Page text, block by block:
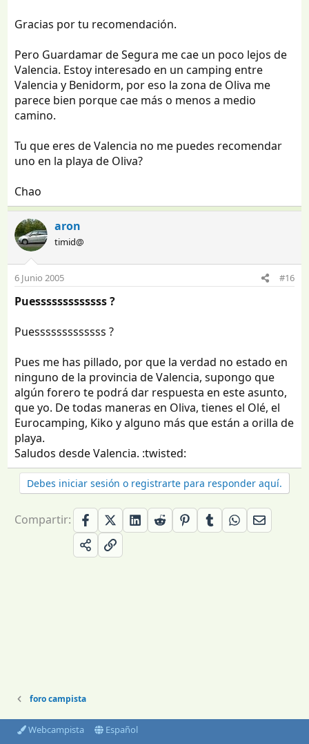
Gracias por tu recomendación.
Pero Guardamar de Segura me cae un poco lejos de
Valencia. Estoy interesado en un camping entre
Valencia y Benidorm, por eso la zona de Oliva me
parece bien porque cae más o menos a medio
camino.
Tu que eres de Valencia no me puedes recomendar
uno en la playa de Oliva?
Chao
aron
timid@
6 Junio 2005 #16
Puesssssssssssss ?
Puesssssssssssss ?
Pues me has pillado, por que la verdad no estado en
ninguno de la provincia de Valencia, supongo que
algún forero te podrá dar respuesta en este asunto,
que yo. De todas maneras en Oliva, tienes el Olé, el
Eurocamping, Kiko y alguno más que están a orilla de
playa.
Saludos desde Valencia. :twisted:
Debes iniciar sesión o registrarte para responder aquí.
Compartir:
foro campista
Webcampista
Español